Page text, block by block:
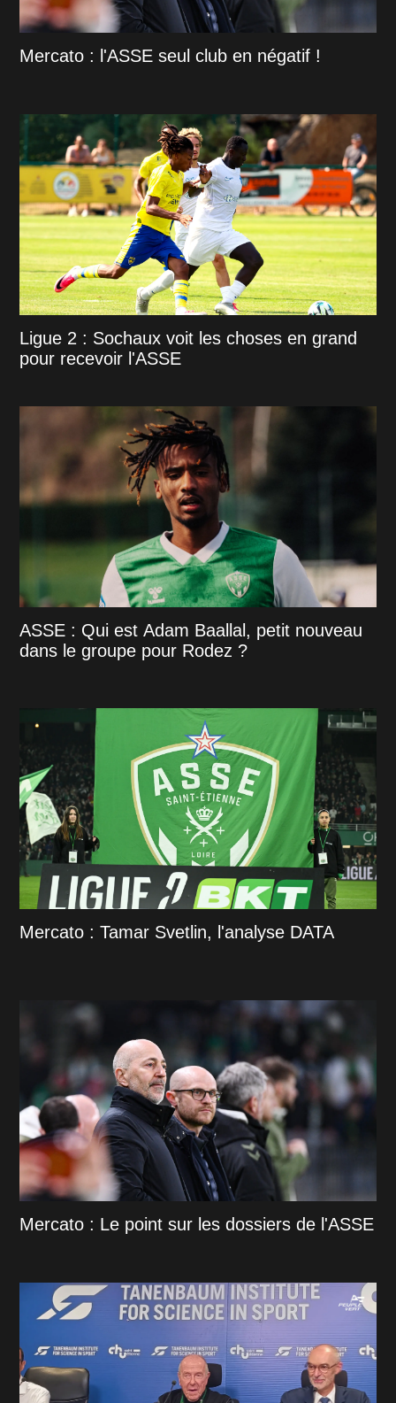
Mercato : l'ASSE seul club en négatif !
Ligue 2 : Sochaux voit les choses en grand
pour recevoir l'ASSE
ASSE : Qui est Adam Baallal, petit nouveau
dans le groupe pour Rodez ?
Mercato : Tamar Svetlin, l'analyse DATA
Mercato : Le point sur les dossiers de l'ASSE